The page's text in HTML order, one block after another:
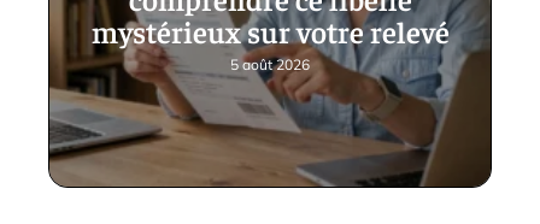
mystérieux sur votre relevé
5 août 2026